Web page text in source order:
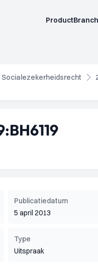
Product
Publicatiedatum
5 april 2013
Type
Uitspraak